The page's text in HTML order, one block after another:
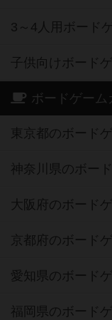
3～4人用ボード
子供向けボード
ボードゲーム
東京都のボード
神奈川県のボー
大阪府のボード
京都府のボード
愛知県のボード
福岡県のボード